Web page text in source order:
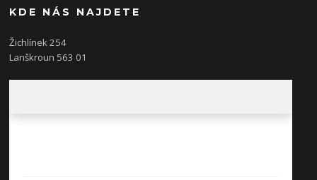
KDE NÁS NAJDETE
Žichlínek 254
Lanškroun 563 01